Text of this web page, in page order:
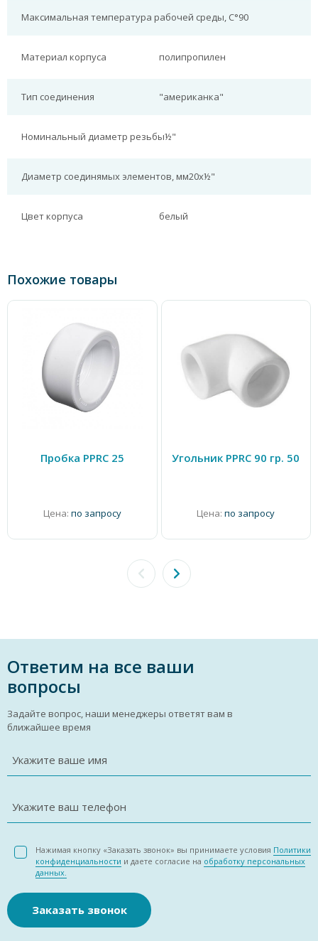
Максимальная температура рабочей среды, С°90
Материал корпуса полипропилен
Тип соединения "американка"
Номинальный диаметр резьбы½"
Диаметр соединямых элементов, мм20x½"
Цвет корпуса белый
Похожие товары
Пробка PPRC 25
Цена: по запросу
Угольник PPRC 90 гр. 50
Цена: по запросу
Ответим на все ваши
вопросы
Задайте вопрос, наши менеджеры ответят вам в
ближайшее время
Укажите ваше имя
Укажите ваш телефон
Нажимая кнопку «Заказать звонок» вы принимаете условия Политики
конфиденциальности и даете согласие на обработку персональных
данных.
Заказать звонок